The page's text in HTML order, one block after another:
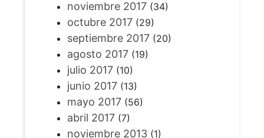
noviembre 2017(34)
octubre 2017(29)
septiembre 2017(20)
agosto 2017(19)
julio 2017(10)
junio 2017(13)
mayo 2017(56)
abril 2017(7)
noviembre 2013(1)